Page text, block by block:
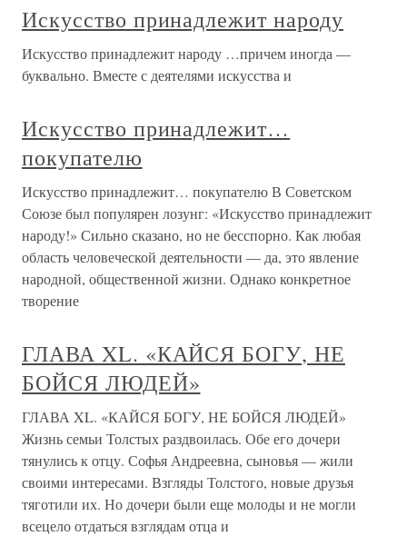
Искусство принадлежит народу
Искусство принадлежит народу …причем иногда —
буквально. Вместе с деятелями искусства и
Искусство принадлежит…
покупателю
Искусство принадлежит… покупателю В Советском
Союзе был популярен лозунг: «Искусство принадлежит
народу!» Сильно сказано, но не бесспорно. Как любая
область человеческой деятельности — да, это явление
народной, общественной жизни. Однако конкретное
творение
ГЛАВА XL. «КАЙСЯ БОГУ, НЕ
БОЙСЯ ЛЮДЕЙ»
ГЛАВА XL. «КАЙСЯ БОГУ, НЕ БОЙСЯ ЛЮДЕЙ»
Жизнь семьи Толстых раздвоилась. Обе его дочери
тянулись к отцу. Софья Андреевна, сыновья — жили
своими интересами. Взгляды Толстого, новые друзья
тяготили их. Но дочери были еще молоды и не могли
всецело отдаться взглядам отца и